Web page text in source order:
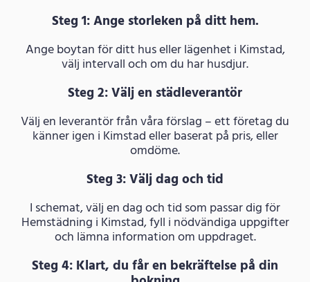
Steg 1: Ange storleken på ditt hem.
Ange boytan för ditt hus eller lägenhet i Kimstad,
välj intervall och om du har husdjur.
Steg 2: Välj en städleverantör
Välj en leverantör från våra förslag – ett företag du
känner igen i Kimstad eller baserat på pris, eller
omdöme.
Steg 3: Välj dag och tid
I schemat, välj en dag och tid som passar dig för
Hemstädning i Kimstad, fyll i nödvändiga uppgifter
och lämna information om uppdraget.
Steg 4: Klart, du får en bekräftelse på din